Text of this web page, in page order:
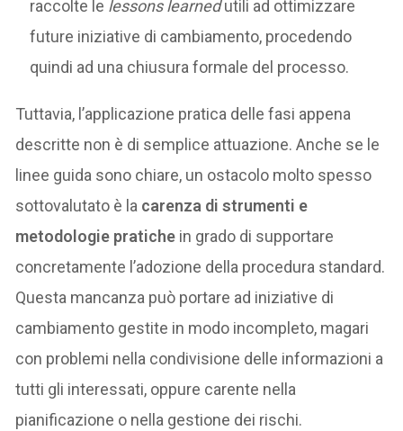
raccolte le lessons learnedutili ad ottimizzare
future iniziative di cambiamento, procedendo
quindi ad una chiusura formale del processo.
Tuttavia, l’applicazione pratica delle fasi appena
descritte non è di semplice attuazione. Anche se le
linee guida sono chiare, un ostacolo molto spesso
sottovalutato è la carenza di strumenti e
metodologie pratiche in grado di supportare
concretamente l’adozione della procedura standard.
Questa mancanza può portare ad iniziative di
cambiamento gestite in modo incompleto, magari
con problemi nella condivisione delle informazioni a
tutti gli interessati, oppure carente nella
pianificazione o nella gestione dei rischi.